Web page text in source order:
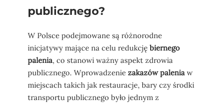
publicznego?
W Polsce podejmowane są różnorodne
inicjatywy mające na celu redukcję biernego
palenia, co stanowi ważny aspekt zdrowia
publicznego. Wprowadzenie zakazów palenia w
miejscach takich jak restauracje, bary czy środki
transportu publicznego było jednym z